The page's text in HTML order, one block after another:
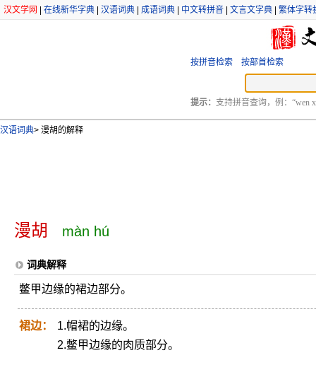
汉文学网 在线新华字典 汉语词典 成语词典 中文转拼音 文言文字典 繁体字转
按拼音检索 按部首检索
提示： 支持拼音查询，例：“wen
汉语词典> 漫胡的解释
漫胡 màn hú
词典解释
鳖甲边缘的裙边部分。
裙边：
1.帽裙的边缘。
2.鳖甲边缘的肉质部分。